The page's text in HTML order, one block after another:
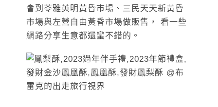
會到苓雅英明黃昏市場、三民天天新黃昏
市場與左營自由黃昏市場做販售， 看一些
網路分享生意都還蠻不錯的。